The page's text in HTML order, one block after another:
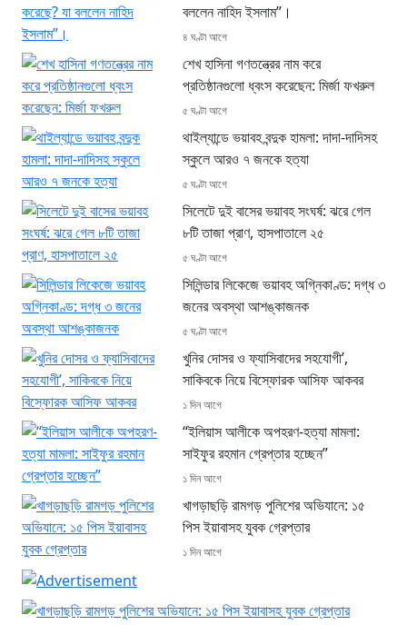
বললেন নাহিদ ইসলাম”।
৪ ঘণ্টা আগে
শেখ হাসিনা গণতন্ত্রের নাম করে
প্রতিষ্ঠানগুলো ধ্বংস করেছেন: মির্জা ফখরুল
৫ ঘণ্টা আগে
থাইল্যান্ডে ভয়াবহ বন্দুক হামলা: দাদা-দাদিসহ
স্কুলে আরও ৭ জনকে হত্যা
৫ ঘণ্টা আগে
সিলেটে দুই বাসের ভয়াবহ সংঘর্ষ: ঝরে গেল
৮টি তাজা প্রাণ, হাসপাতালে ২৫
৫ ঘণ্টা আগে
সিলিন্ডার লিকেজে ভয়াবহ অগ্নিকাণ্ড: দগ্ধ ৩
জনের অবস্থা আশঙ্কাজনক
৫ ঘণ্টা আগে
খুনির দোসর ও ফ্যাসিবাদের সহযোগী’,
সাকিবকে নিয়ে বিস্ফোরক আসিফ আকবর
১ দিন আগে
“ইলিয়াস আলীকে অপহরণ-হত্যা মামলা:
সাইফুর রহমান গ্রেপ্তার হচ্ছেন”
১ দিন আগে
খাগড়াছড়ি রামগড় পুলিশের অভিযানে: ১৫
পিস ইয়াবাসহ যুবক গ্রেপ্তার
১ দিন আগে